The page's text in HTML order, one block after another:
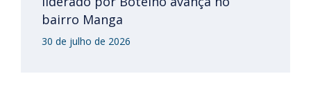
bairro Manga
30 de julho de 2026